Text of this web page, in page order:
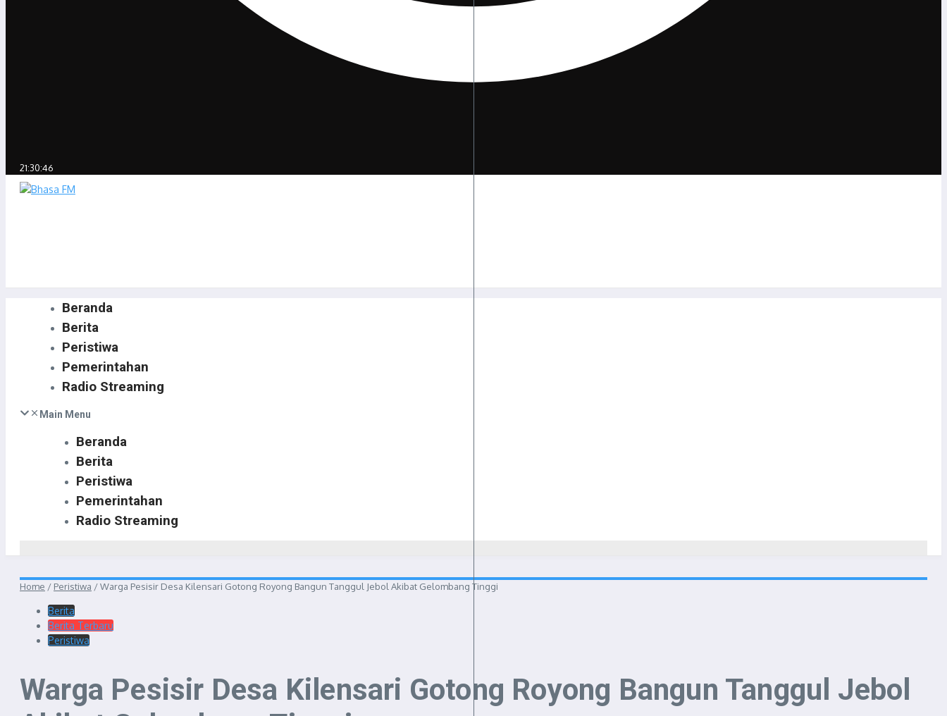
21:30:46
Beranda
Berita
Peristiwa
Pemerintahan
Radio Streaming
Main Menu
Beranda
Berita
Peristiwa
Pemerintahan
Radio Streaming
Home / Peristiwa /Warga Pesisir Desa Kilensari Gotong Royong Bangun Tanggul Jebol Akibat Gelombang Tinggi
Berita
Berita Terbaru
Peristiwa
Warga Pesisir Desa Kilensari Gotong Royong Bangun Tanggul Jebol